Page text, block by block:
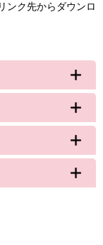
ンク先からダウンロ